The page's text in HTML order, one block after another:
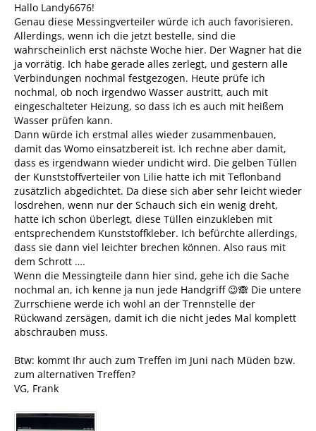
Hallo Landy6676!
Genau diese Messingverteiler würde ich auch favorisieren.
Allerdings, wenn ich die jetzt bestelle, sind die
wahrscheinlich erst nächste Woche hier. Der Wagner hat die
ja vorrätig. Ich habe gerade alles zerlegt, und gestern alle
Verbindungen nochmal festgezogen. Heute prüfe ich
nochmal, ob noch irgendwo Wasser austritt, auch mit
eingeschalteter Heizung, so dass ich es auch mit heißem
Wasser prüfen kann.
Dann würde ich erstmal alles wieder zusammenbauen,
damit das Womo einsatzbereit ist. Ich rechne aber damit,
dass es irgendwann wieder undicht wird. Die gelben Tüllen
der Kunststoffverteiler von Lilie hatte ich mit Teflonband
zusätzlich abgedichtet. Da diese sich aber sehr leicht wieder
losdrehen, wenn nur der Schauch sich ein wenig dreht,
hatte ich schon überlegt, diese Tüllen einzukleben mit
entsprechendem Kunststoffkleber. Ich befürchte allerdings,
dass sie dann viel leichter brechen können. Also raus mit
dem Schrott ….
Wenn die Messingteile dann hier sind, gehe ich die Sache
nochmal an, ich kenne ja nun jede Handgriff 😉🙈 Die untere
Zurrschiene werde ich wohl an der Trennstelle der
Rückwand zersägen, damit ich die nicht jedes Mal komplett
abschrauben muss.
Btw: kommt Ihr auch zum Treffen im Juni nach Müden bzw.
zum alternativen Treffen?
VG, Frank